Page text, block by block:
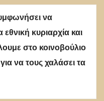
να
κυριαρχία και
στο κοινοβούλιο
να τους χαλάσει τα